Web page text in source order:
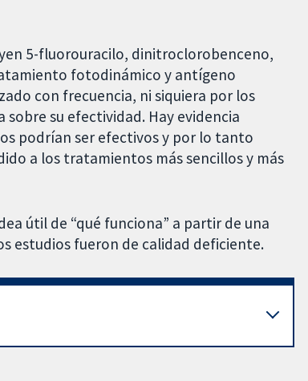
5-fluorouracilo, dinitroclorobenceno,
fotodinámico y antígeno
con frecuencia, ni siquiera por los
sobre su efectividad. Hay evidencia
podrían ser efectivos y por lo tanto
a los tratamientos más sencillos y más
útil de “qué funciona” a partir de una
estudios fueron de calidad deficiente.